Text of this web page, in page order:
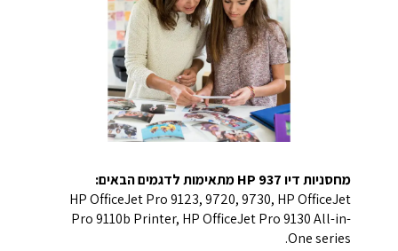
מחסניות דיו HP 937 מתאימות לדגמים הבאים:
HP OfficeJet Pro 9123, 9720, 9730, HP OfficeJet
Pro 9110b Printer, HP OfficeJet Pro 9130 All-in-
One series.